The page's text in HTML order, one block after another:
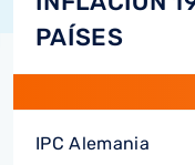
PAÍSES
IPC Alemania